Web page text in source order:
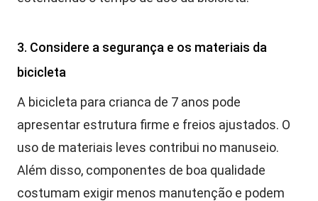
3. Considere a segurança e os materiais da
bicicleta
A bicicleta para crianca de 7 anos pode
apresentar estrutura firme e freios ajustados. O
uso de materiais leves contribui no manuseio.
Além disso, componentes de boa qualidade
costumam exigir menos manutenção e podem